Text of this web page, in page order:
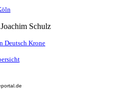
Schulz
Deutsch Krone